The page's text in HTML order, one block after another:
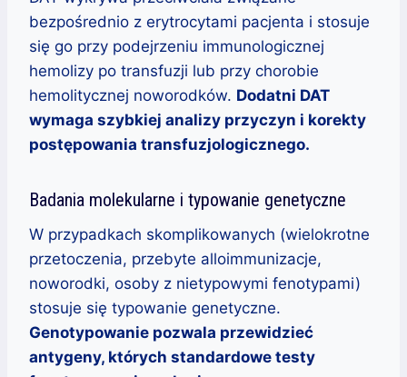
bezpośrednio z erytrocytami pacjenta i stosuje
się go przy podejrzeniu immunologicznej
hemolizy po transfuzji lub przy chorobie
hemolitycznej noworodków. Dodatni DAT
wymaga szybkiej analizy przyczyn i korekty
postępowania transfuzjologicznego.
Badania molekularne i typowanie genetyczne
W przypadkach skomplikowanych (wielokrotne
przetoczenia, przebyte alloimmunizacje,
noworodki, osoby z nietypowymi fenotypami)
stosuje się typowanie genetyczne.
Genotypowanie pozwala przewidzieć
antygeny, których standardowe testy